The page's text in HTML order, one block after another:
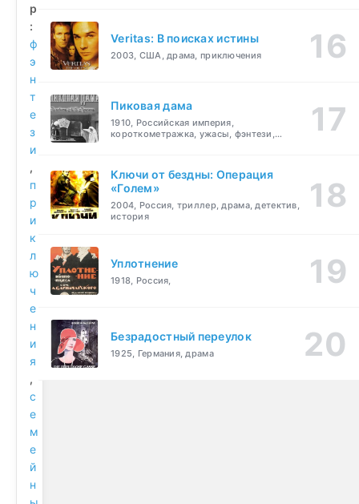
р
:
ф
э
н
т
е
з
и
,
п
р
и
к
л
ю
ч
е
н
и
я
,
с
е
м
е
й
н
Veritas: В поисках истины
2003, США, драма, приключения
Пиковая дама
1910, Российская империя,
короткометражка, ужасы, фэнтези,
Ключи от бездны: Операция
«Голем»
2004, Россия, триллер, драма, детектив,
история
Уплотнение
1918, Россия,
Безрадостный переулок
1925, Германия, драма